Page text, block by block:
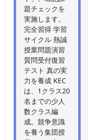
題チェックを
実施します。
完全習得 学習
サイクル 熱誠
授業問題演習
質問受付復習
テスト 真の実
力を養成 KEC
は、1クラス20
名までの少人
数クラス編
成。競争意識
を養う集団授